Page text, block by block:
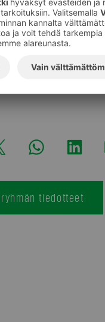
antimet
sillä
hyvin
vielä
tiedotteet